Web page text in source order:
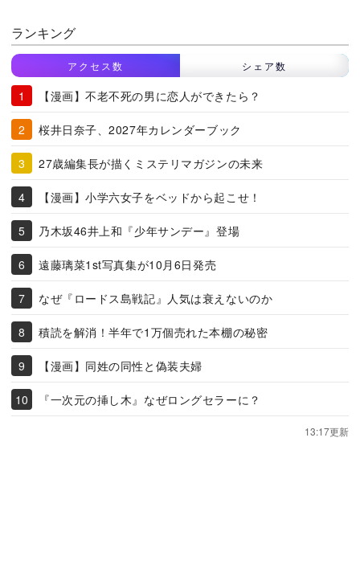
ランキング
アクセス数 シェア数
【漫画】不老不死の男に恋人ができたら？
桜井日奈子、2027年カレンダーブック
27歳編集長が描くミステリマガジンの未来
【漫画】小学六女子をベッドから起こせ！
乃木坂46井上和『少年サンデー』登場
遠藤璃菜1st写真集が10月6日発売
なぜ『ロードス島戦記』人気は衰えないのか
積読を解消！半年で1万個売れた本棚の秘密
【漫画】同姓の同性と偽装夫婦
『一次元の挿し木』なぜロングセラーに？
13:17更新